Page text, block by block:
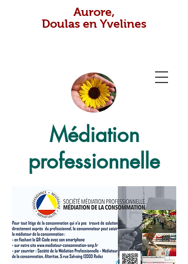
Aurore,
Doulas en Yvelines
Médiation
professionnelle